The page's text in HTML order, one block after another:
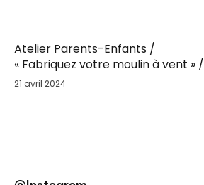
Atelier Parents-Enfants /
« Fabriquez votre moulin à vent » /
Sam. 25 Mai
21 avril 2024